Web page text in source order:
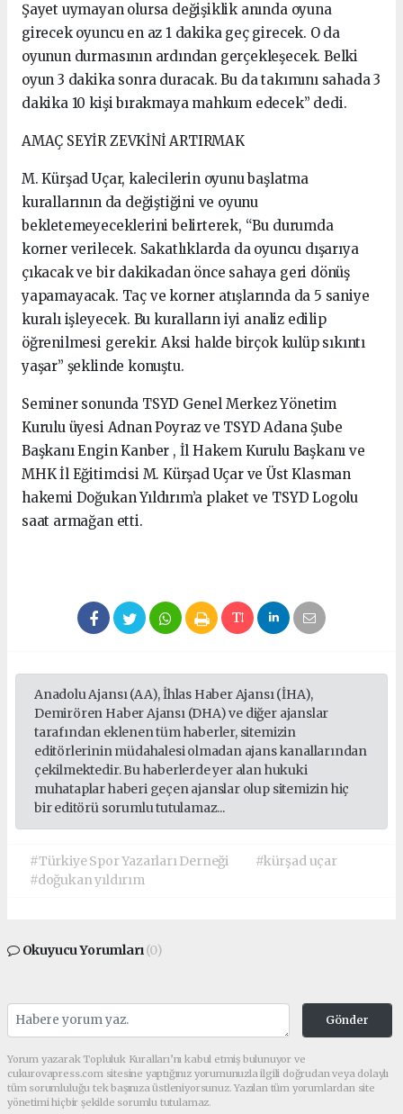
Şayet uymayan olursa değişiklik anında oyuna
girecek oyuncu en az 1 dakika geç girecek. O da
oyunun durmasının ardından gerçekleşecek. Belki
oyun 3 dakika sonra duracak. Bu da takımını sahada 3
dakika 10 kişi bırakmaya mahkum edecek” dedi.
AMAÇ SEYİR ZEVKİNİ ARTIRMAK
M. Kürşad Uçar, kalecilerin oyunu başlatma
kurallarının da değiştiğini ve oyunu
bekletemeyeceklerini belirterek, “Bu durumda
korner verilecek. Sakatlıklarda da oyuncu dışarıya
çıkacak ve bir dakikadan önce sahaya geri dönüş
yapamayacak. Taç ve korner atışlarında da 5 saniye
kuralı işleyecek. Bu kuralların iyi analiz edilip
öğrenilmesi gerekir. Aksi halde birçok kulüp sıkıntı
yaşar” şeklinde konuştu.
Seminer sonunda TSYD Genel Merkez Yönetim
Kurulu üyesi Adnan Poyraz ve TSYD Adana Şube
Başkanı Engin Kanber , İl Hakem Kurulu Başkanı ve
MHK İl Eğitimcisi M. Kürşad Uçar ve Üst Klasman
hakemi Doğukan Yıldırım’a plaket ve TSYD Logolu
saat armağan etti.
Anadolu Ajansı (AA), İhlas Haber Ajansı (İHA),
Demirören Haber Ajansı (DHA) ve diğer ajanslar
tarafından eklenen tüm haberler, sitemizin
editörlerinin müdahalesi olmadan ajans kanallarından
çekilmektedir. Bu haberlerde yer alan hukuki
muhataplar haberi geçen ajanslar olup sitemizin hiç
bir editörü sorumlu tutulamaz...
#Türkiye Spor Yazarları Derneği
#kürşad uçar
#doğukan yıldırım
Okuyucu Yorumları(0)
Gönder
Yorum yazarak Topluluk Kuralları’nı kabul etmiş bulunuyor ve
cukurovapress.com sitesine yaptığınız yorumunuzla ilgili doğrudan veya dolaylı
tüm sorumluluğu tek başınıza üstleniyorsunuz. Yazılan tüm yorumlardan site
yönetimi hiçbir şekilde sorumlu tutulamaz.